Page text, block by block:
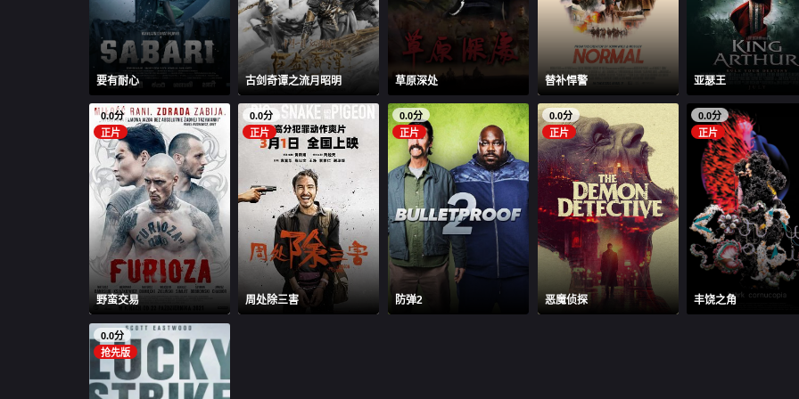
要有耐心 古剑奇谭之流月昭明 草原深处 替补悍警 亚瑟王
0.0分
正片
野蛮交易
0.0分
正片
周处除三害
0.0分
正片
防弹2
0.0分
正片
恶魔侦探
0.0分
正片
丰饶之角
0.0分
抢先版